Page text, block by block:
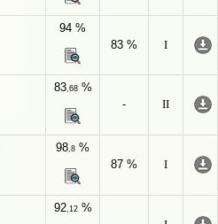
94 %
83 %
I
83,68%
-
II
98,8 %
87 %
I
92,12%